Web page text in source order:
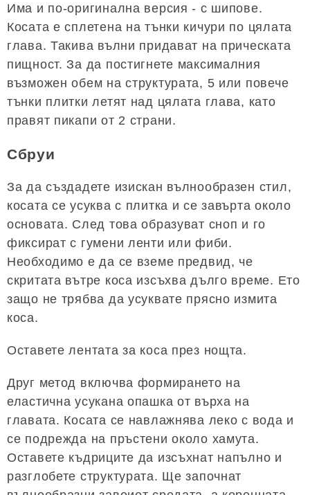
Има и по-оригинална версия - с шипове.
Косата е сплетена на тънки кичури по цялата
глава. Такива вълни придават на прическата
пищност. За да постигнете максималния
възможен обем на структурата, 5 или повече
тънки плитки летят над цялата глава, като
правят пикапи от 2 страни.
Сбруи
За да създадете изискан вълнообразен стил,
косата се усуква с плитка и се завърта около
основата. След това образуват сноп и го
фиксират с гумени ленти или фиби.
Необходимо е да се вземе предвид, че
скритата вътре коса изсъхва дълго време. Ето
защо не трябва да усуквате прясно измита
коса.
Оставете лентата за коса през нощта.
Друг метод включва формирането на
еластична усукана опашка от върха на
главата. Косата се навлажнява леко с вода и
се подрежда на пръстени около хамута.
Оставете къдриците да изсъхнат напълно и
разглобете структурата. Ще започнат